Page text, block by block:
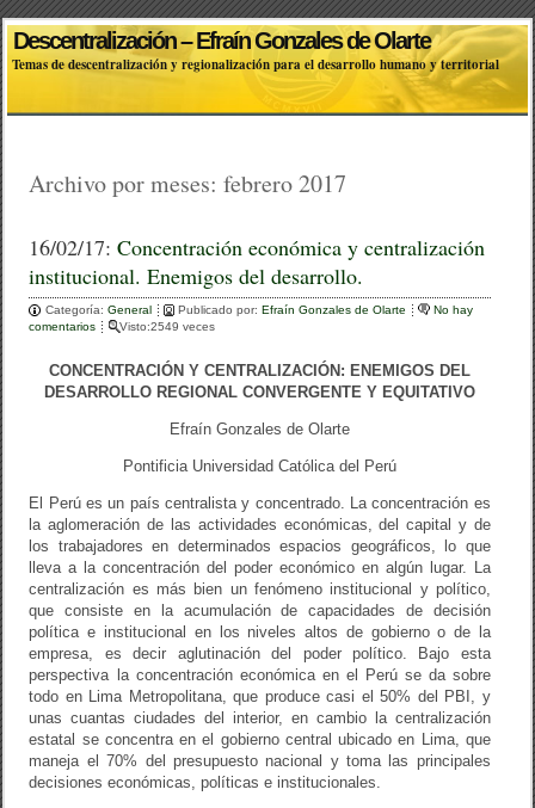
Descentralización – Efraín Gonzales de Olarte
Temas de descentralización y regionalización para el desarrollo humano y territorial
Archivo por meses:febrero 2017
16/02/17:Concentración económica y centralización
institucional. Enemigos del desarrollo.
Categoría:General Publicado por:Efraín Gonzales de Olarte
No hay
comentarios
Visto:2549 veces
CONCENTRACIÓN Y CENTRALIZACIÓN: ENEMIGOS DEL
DESARROLLO REGIONAL CONVERGENTE Y EQUITATIVO
Efraín Gonzales de Olarte
Pontificia Universidad Católica del Perú
El Perú es un país centralista y concentrado. La concentración es
la aglomeración de las actividades económicas, del capital y de
los trabajadores en determinados espacios geográficos, lo que
lleva a la concentración del poder económico en algún lugar. La
centralización es más bien un fenómeno institucional y político,
que consiste en la acumulación de capacidades de decisión
política e institucional en los niveles altos de gobierno o de la
empresa, es decir aglutinación del poder político. Bajo esta
perspectiva la concentración económica en el Perú se da sobre
todo en Lima Metropolitana, que produce casi el 50% del PBI, y
unas cuantas ciudades del interior, en cambio la centralización
estatal se concentra en el gobierno central ubicado en Lima, que
maneja el 70% del presupuesto nacional y toma las principales
decisiones económicas, políticas e institucionales.